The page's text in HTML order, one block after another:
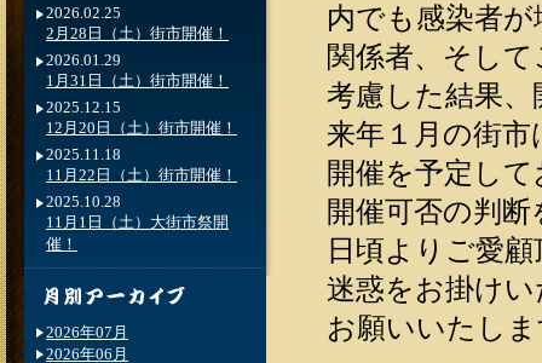
内でも感染者
関係者、そし
考慮した結果
来年１月の街
開催を予定し
開催可否の判
日頃よりご愛
迷惑をお掛け
お願いいたし
2026.02.25
2月28日（土）街市開催！
2026.01.29
1月31日（土）街市開催！
2025.12.15
12月20日（土）街市開催！
2025.11.18
11月22日（土）街市開催！
2025.10.28
11月1日（土）大街市祭開
催！
2026年07月
2026年06月